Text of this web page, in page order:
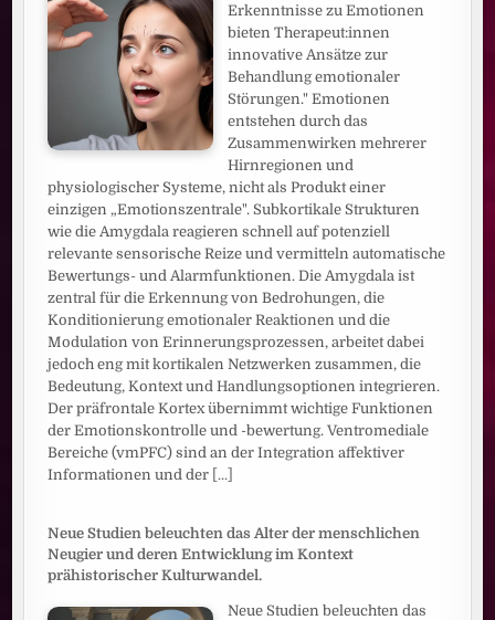
Erkenntnisse zu Emotionen
bieten Therapeut:innen
innovative Ansätze zur
Behandlung emotionaler
Störungen." Emotionen
entstehen durch das
Zusammenwirken mehrerer
Hirnregionen und
physiologischer Systeme, nicht als Produkt einer
einzigen „Emotionszentrale". Subkortikale Strukturen
wie die Amygdala reagieren schnell auf potenziell
relevante sensorische Reize und vermitteln automatische
Bewertungs- und Alarmfunktionen. Die Amygdala ist
zentral für die Erkennung von Bedrohungen, die
Konditionierung emotionaler Reaktionen und die
Modulation von Erinnerungsprozessen, arbeitet dabei
jedoch eng mit kortikalen Netzwerken zusammen, die
Bedeutung, Kontext und Handlungsoptionen integrieren.
Der präfrontale Kortex übernimmt wichtige Funktionen
der Emotionskontrolle und -bewertung. Ventromediale
Bereiche (vmPFC) sind an der Integration affektiver
Informationen und der [...]
Neue Studien beleuchten das Alter der menschlichen
Neugier und deren Entwicklung im Kontext
prähistorischer Kulturwandel.
Neue Studien beleuchten das